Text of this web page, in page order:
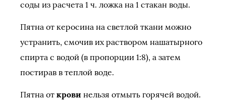
соды из расчета 1 ч. ложка на 1 стакан воды.
Пятна от керосина на светлой ткани можно
устранить, смочив их раствором нашатырного
спирта с водой (в пропорции 1:8), а затем
постирав в теплой воде.
Пятна от крови нельзя отмыть горячей водой.